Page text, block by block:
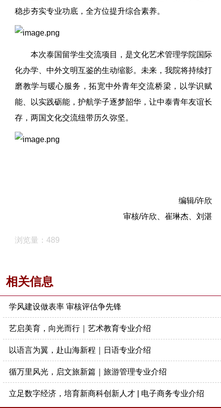
稳步夯实专业功底，全方位提升综合素养。
本次泰国留学生交流项目，是文化艺术管理学院国际
化办学、中外文明互鉴的生动缩影。未来，我院将持续打
磨教学与暖心服务，拓宽中外青年交流桥梁，以学识赋
能、以实践砺能，护航学子逐梦韶华，让中泰青年友谊长
存，两国文化交流纽带历久弥坚。
编辑/许欣
审核/许欣、崔琳杰、刘湛
浏览量：489
相关信息
学风建设做表率 审核评估争先锋
艺启美育，向光而行｜艺术教育专业介绍
以语言为翼，赴山海新程｜日语专业介绍
循万里风光，启文旅新篇｜旅游管理专业介绍
立足数字经济，培育新商科创新人才 | 电子商务专业介绍